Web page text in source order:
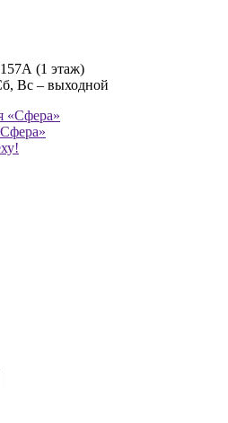
(1 этаж)
Вс – выходной